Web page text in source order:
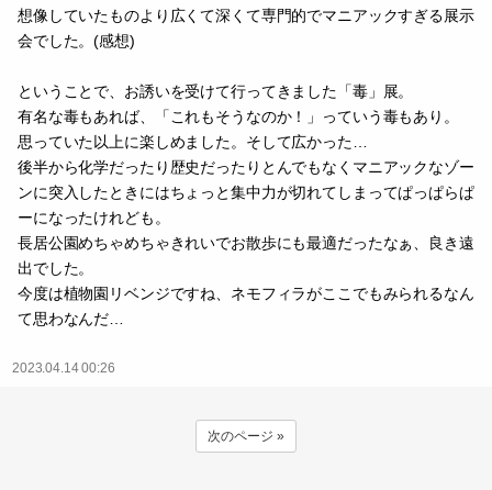
想像していたものより広くて深くて専門的でマニアックすぎる展示
会でした。(感想)
ということで、お誘いを受けて行ってきました「毒」展。
有名な毒もあれば、「これもそうなのか！」っていう毒もあり。
思っていた以上に楽しめました。そして広かった…
後半から化学だったり歴史だったりとんでもなくマニアックなゾー
ンに突入したときにはちょっと集中力が切れてしまってぱっぱらぱ
ーになったけれども。
長居公園めちゃめちゃきれいでお散歩にも最適だったなぁ、良き遠
出でした。
今度は植物園リベンジですね、ネモフィラがここでもみられるなん
て思わなんだ…
2023.04.14 00:26
次のページ »